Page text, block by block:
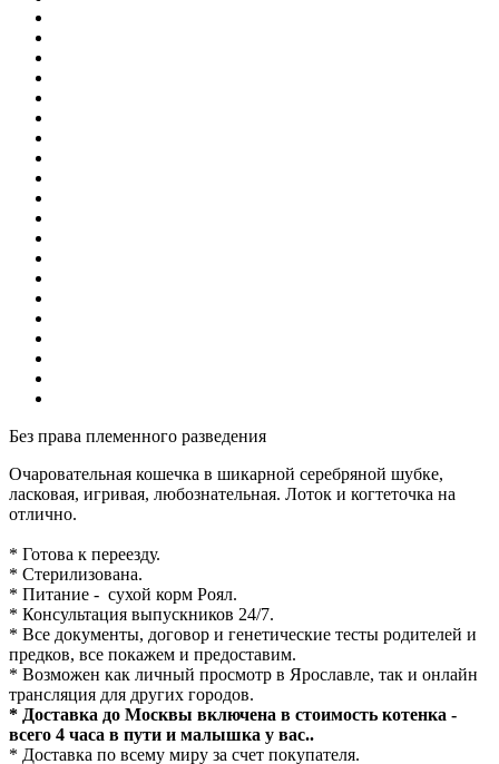
Без права племенного разведения
Очаровательная кошечка в шикарной серебряной шубке,
ласковая, игривая, любознательная. Лоток и когтеточка на
отлично.
* Готова к переезду.
* Стерилизована.
* Питание - сухой корм Роял.
* Консультация выпускников 24/7.
* Все документы, договор и генетические тесты родителей и
предков, все покажем и предоставим.
* Возможен как личный просмотр в Ярославле, так и онлайн
трансляция для других городов.
* Доставка до Москвы включена в стоимость котенка -
всего 4 часа в пути и малышка у вас..
* Доставка по всему миру за счет покупателя.